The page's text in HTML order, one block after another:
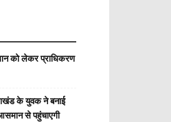
को लेकर प्राधिकरण
के युवक ने बनाई
से पहुंचाएगी